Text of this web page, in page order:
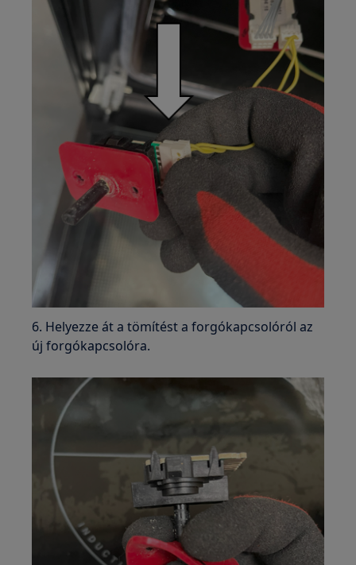
6. Helyezze át a tömítést a forgókapcsolóról az
új forgókapcsolóra.